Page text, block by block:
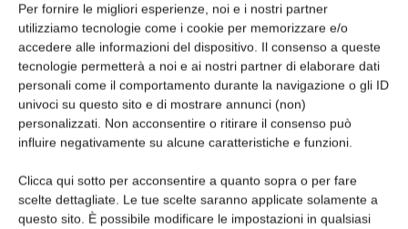
Per fornire le migliori esperienze, noi e i nostri partner
utilizziamo tecnologie come i cookie per memorizzare e/o
accedere alle informazioni del dispositivo. Il consenso a queste
tecnologie permetterà a noi e ai nostri partner di elaborare dati
personali come il comportamento durante la navigazione o gli ID
univoci su questo sito e di mostrare annunci (non)
personalizzati. Non acconsentire o ritirare il consenso può
influire negativamente su alcune caratteristiche e funzioni.
Clicca qui sotto per acconsentire a quanto sopra o per fare
scelte dettagliate. Le tue scelte saranno applicate solamente a
questo sito. È possibile modificare le impostazioni in qualsiasi
Edicola web
Abbonati